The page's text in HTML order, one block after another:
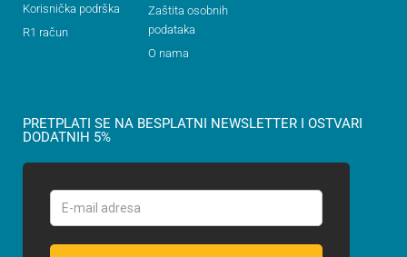
Korisnička podrška
R1 račun
Zaštita osobnih
podataka
O nama
PRETPLATI SE NA BESPLATNI NEWSLETTER I OSTVARI
DODATNIH 5%